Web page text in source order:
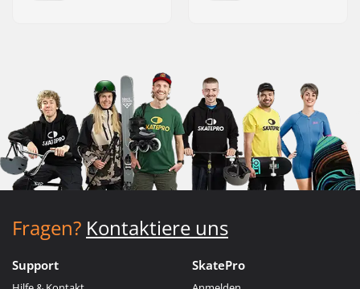
Fragen? Kontaktiere uns
Support SkatePro